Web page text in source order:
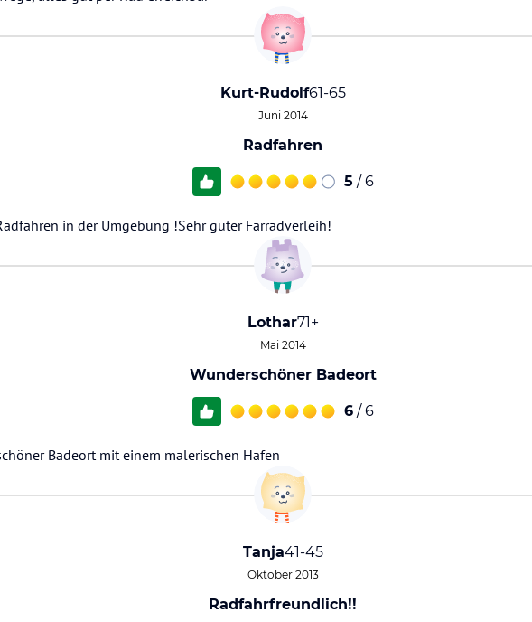
Kurt-Rudolf61-65
Juni 2014
Radfahren
5 / 6
in der Umgebung !Sehr guter Farradverleih!
Lothar71+
Mai 2014
Wunderschöner Badeort
6 / 6
Badeort mit einem malerischen Hafen
Tanja41-45
Oktober 2013
Radfahrfreundlich!!